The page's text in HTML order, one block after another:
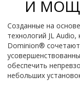
И
Созданные на
технологий JL
Dominion®
обеспечить
небольших